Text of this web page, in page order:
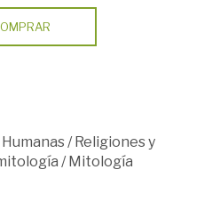
/Religiones y
/Mitología